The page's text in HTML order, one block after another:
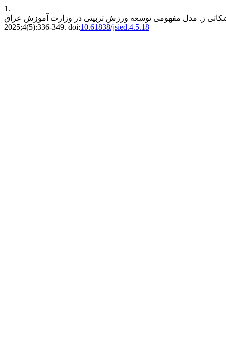
1.
2025;4(5):336-349. doi:10.61838/jsied.4.5.18